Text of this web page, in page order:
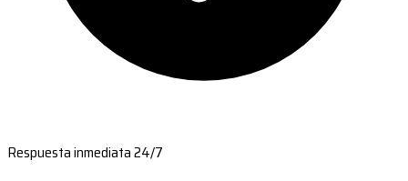
Respuesta inmediata 24/7